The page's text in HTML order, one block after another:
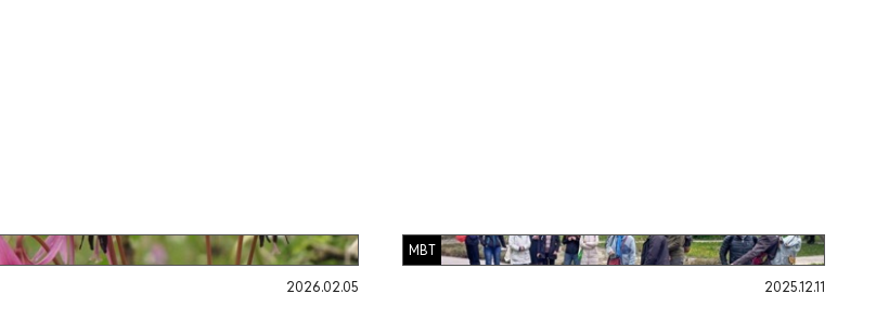
2026.02.05
MBT
2025.12.11